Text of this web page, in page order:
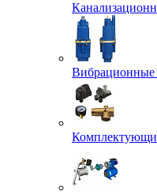
Вибрационные